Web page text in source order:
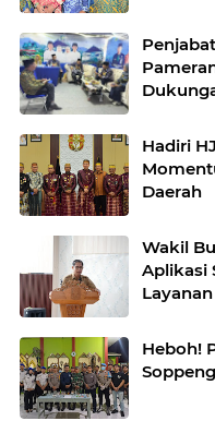
Hadiri
Daerah
Wakil
Aplikasi
Heboh!